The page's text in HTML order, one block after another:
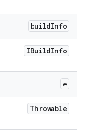
buildInfo
IBuildInfo
e
Throwable